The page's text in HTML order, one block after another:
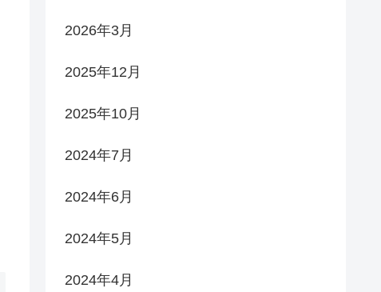
2026年3月
2025年12月
2025年10月
2024年7月
2024年6月
2024年5月
2024年4月